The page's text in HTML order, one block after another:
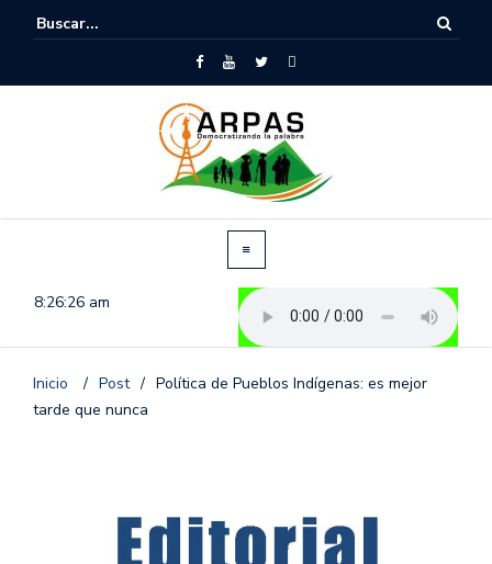
8:26:27 am
Inicio / Post / Política de Pueblos Indígenas: es mejor
tarde que nunca